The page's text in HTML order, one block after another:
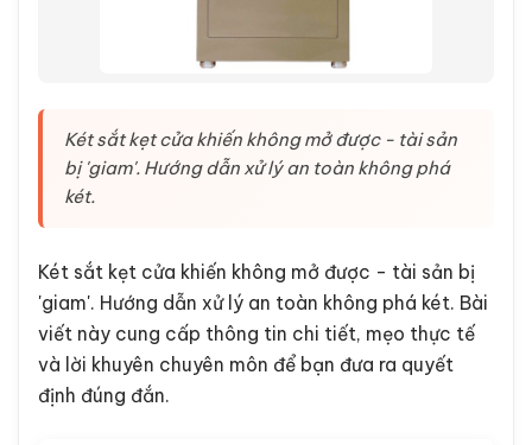
Két sắt kẹt cửa khiến không mở được - tài sản
bị 'giam'. Hướng dẫn xử lý an toàn không phá
két.
Két sắt kẹt cửa khiến không mở được - tài sản bị
'giam'. Hướng dẫn xử lý an toàn không phá két. Bài
viết này cung cấp thông tin chi tiết, mẹo thực tế
và lời khuyên chuyên môn để bạn đưa ra quyết
định đúng đắn.